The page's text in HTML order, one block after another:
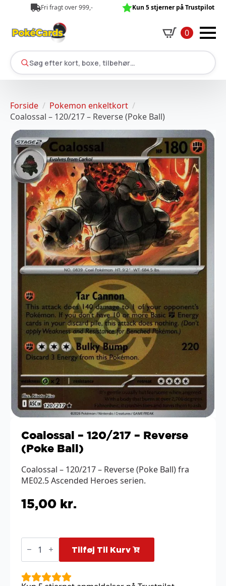
Fri fragt over 999,- Kun 5 stjerner på Trustpilot
0
Søg efter kort, boxe, tilbehør…
Forside
Pokemon enkeltkort
Coalossal – 120/217 – Reverse (Poke Ball)
Coalossal – 120/217 – Reverse
(Poke Ball)
Coalossal – 120/217 – Reverse (Poke Ball) fra
ME02.5 Ascended Heroes serien.
15,00 kr.
Coalossal
-
Reverse
(Poke
Tilføj Til Kurv